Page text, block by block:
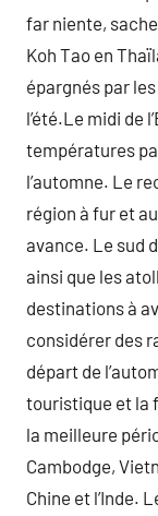
far niente,
Koh Tao en
épargnés par
l’été.Le midi de
températures
l’automne. Le
région à fur et
avance. Le sud
ainsi que les
destinations à
considérer des
départ de
touristique et la
la meilleure
Cambodge,
Chine et l’Inde.